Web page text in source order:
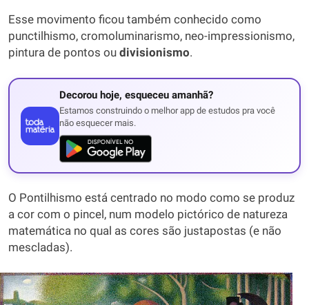
Esse movimento ficou também conhecido como
punctilhismo, cromoluminarismo, neo-impressionismo,
pintura de pontos ou divisionismo.
Decorou hoje, esqueceu amanhã?
Estamos construindo o melhor app de estudos pra você
não esquecer mais.
O Pontilhismo está centrado no modo como se produz
a cor com o pincel, num modelo pictórico de natureza
matemática no qual as cores são justapostas (e não
mescladas).